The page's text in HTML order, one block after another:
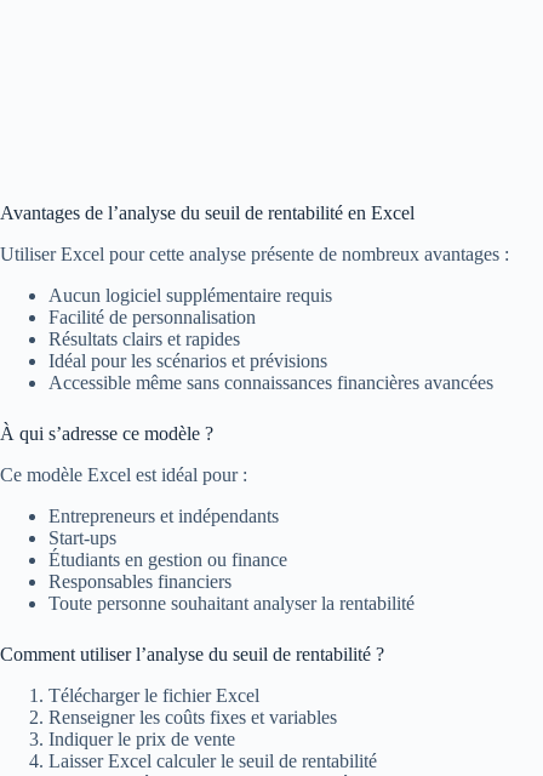
Avantages de l’analyse du seuil de rentabilité en Excel
Utiliser Excel pour cette analyse présente de nombreux avantages :
Aucun logiciel supplémentaire requis
Facilité de personnalisation
Résultats clairs et rapides
Idéal pour les scénarios et prévisions
Accessible même sans connaissances financières avancées
À qui s’adresse ce modèle ?
Ce modèle Excel est idéal pour :
Entrepreneurs et indépendants
Start-ups
Étudiants en gestion ou finance
Responsables financiers
Toute personne souhaitant analyser la rentabilité
Comment utiliser l’analyse du seuil de rentabilité ?
Télécharger le fichier Excel
Renseigner les coûts fixes et variables
Indiquer le prix de vente
Laisser Excel calculer le seuil de rentabilité